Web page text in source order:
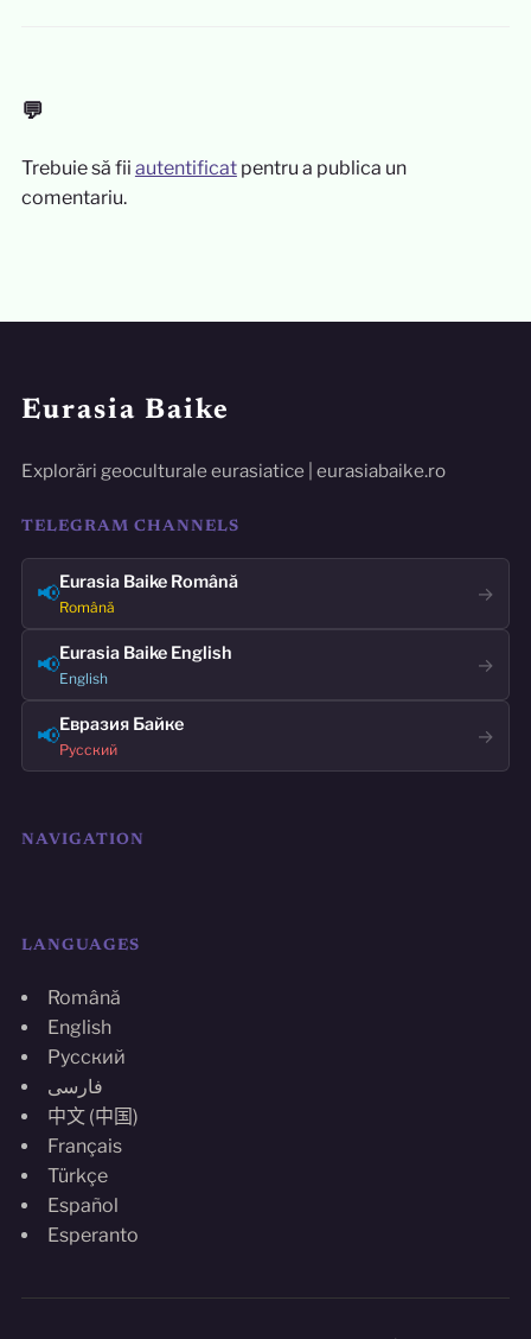
💬
Trebuie să fii autentificatpentru a publica un
comentariu.
Eurasia Baike
Explorări geoculturale eurasiatice | eurasiabaike.ro
TELEGRAM CHANNELS
📢Eurasia Baike Română
Română
→
📢Eurasia Baike English
English
→
📢Евразия Байке
Русский
→
NAVIGATION
LANGUAGES
Română
English
Русский
فارسی
中文 (中国)
Français
Türkçe
Español
Esperanto